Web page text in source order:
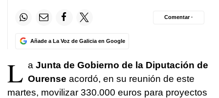
Añade a La Voz de Galicia en Google
Comentar ·
L a Junta de Gobierno de la Diputación de
Ourense acordó, en su reunión de este
martes, movilizar 330.000 euros para proyectos